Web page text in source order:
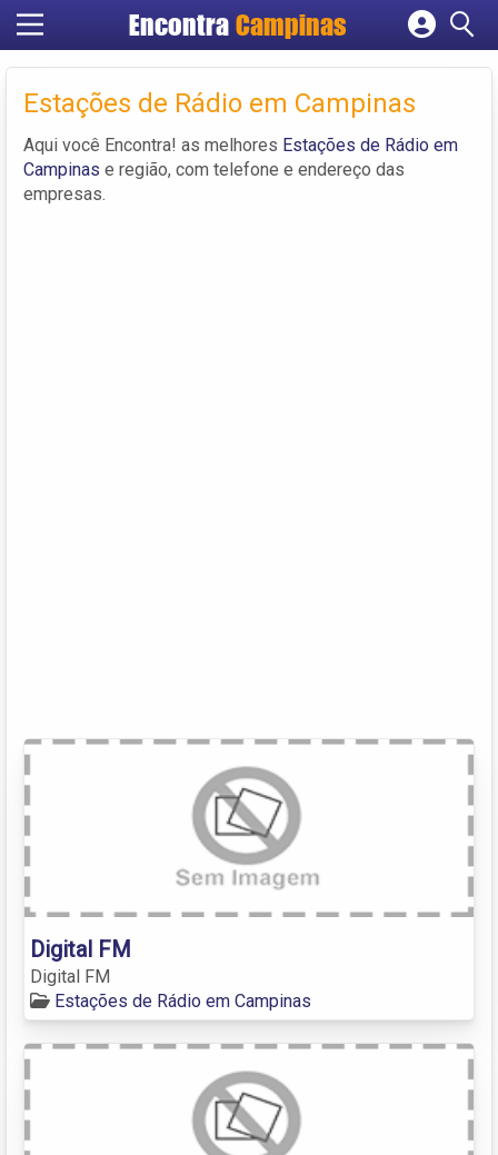
Encontra Campinas
Cadastrar empresa
Criar conta
Estações de Rádio em Campinas
Aqui você Encontra! as melhores Estações de Rádio em
Campinas e região, com telefone e endereço das
empresas.
Digital FM
Digital FM
Estações de Rádio em Campinas